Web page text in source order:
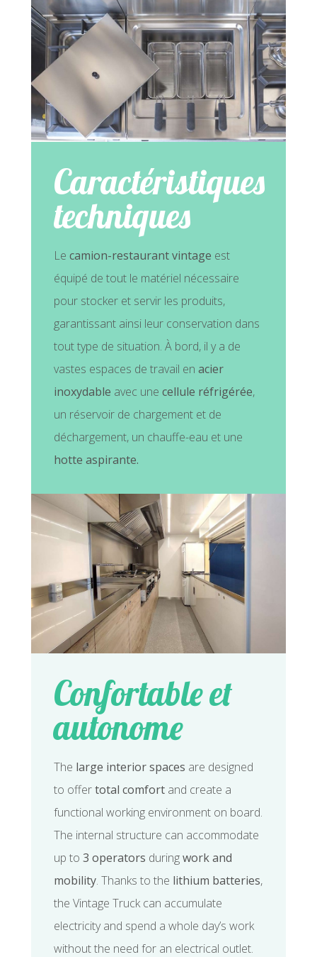
Caractéristiques
techniques
Le camion-restaurant vintage est
équipé de tout le matériel nécessaire
pour stocker et servir les produits,
garantissant ainsi leur conservation dans
tout type de situation. À bord, il y a de
vastes espaces de travail en acier
inoxydable avec une cellule réfrigérée,
un réservoir de chargement et de
déchargement, un chauffe-eau et une
hotte aspirante.
Confortable et
autonome
The large interior spaces are designed
to offertotal comfort and create a
functional working environment on board.
The internal structure can accommodate
up to 3 operators duringwork and
mobility. Thanks to the lithium batteries,
the Vintage Truck can accumulate
electricity and spend a whole day’s work
without the need for an electrical outlet.